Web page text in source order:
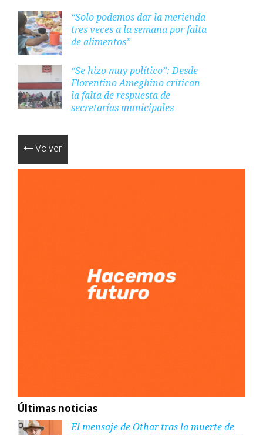
“Solo podemos dar la merienda
tres veces a la semana por falta
de alimentos”
“Se hizo muy político”: Desde
Florentino Ameghino critican
la falta de respuesta de
secretarías municipales
Volver
Últimas noticias
El mensaje de Othar tras la muerte de